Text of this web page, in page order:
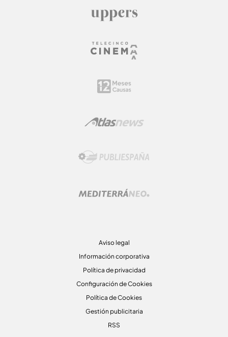
Aviso legal
Información corporativa
Política de privacidad
Configuración de Cookies
Política de Cookies
Gestión publicitaria
RSS